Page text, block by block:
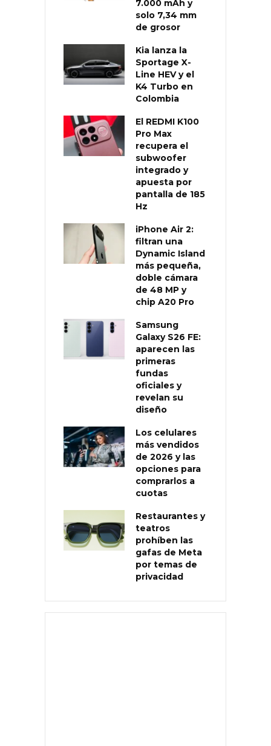
7.000 mAh y
solo 7,34 mm
de grosor
Kia lanza la
Sportage X-
Line HEV y el
K4 Turbo en
Colombia
El REDMI K100
Pro Max
recupera el
subwoofer
integrado y
apuesta por
pantalla de 185
Hz
iPhone Air 2:
filtran una
Dynamic Island
más pequeña,
doble cámara
de 48 MP y
chip A20 Pro
Samsung
Galaxy S26 FE:
aparecen las
primeras
fundas
oficiales y
revelan su
diseño
Los celulares
más vendidos
de 2026 y las
opciones para
comprarlos a
cuotas
Restaurantes y
teatros
prohíben las
gafas de Meta
por temas de
privacidad